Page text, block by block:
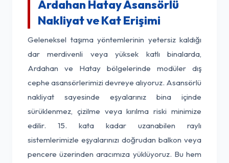
Ardahan Hatay Asansörlü
Nakliyat ve Kat Erişimi
Geleneksel taşıma yöntemlerinin yetersiz kaldığı
dar merdivenli veya yüksek katlı binalarda,
Ardahan ve Hatay bölgelerinde modüler dış
cephe asansörlerimizi devreye alıyoruz. Asansörlü
nakliyat sayesinde eşyalarınız bina içinde
sürüklenmez, çizilme veya kırılma riski minimize
edilir. 15. kata kadar uzanabilen raylı
sistemlerimizle eşyalarınızı doğrudan balkon veya
pencere üzerinden aracımıza yüklüyoruz. Bu hem